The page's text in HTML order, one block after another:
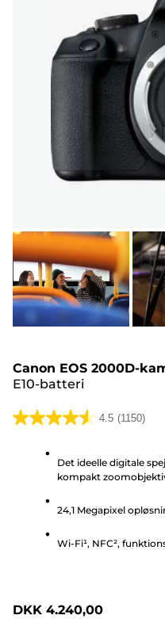
Canon EOS 2000D-
E10-batteri
4.5 (1150)
4.5
stjerner.
anmeldelser
Det ideelle digitale
kompakt
24,1 Megapixel
Wi-Fi¹, NFC²,
DKK 4.240,00